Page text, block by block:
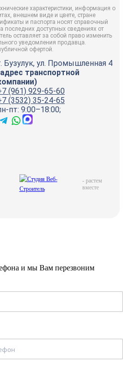
характеристики, информация о
внешнем виде и цвете, стране
и паспорта носят справочный
последних доступных сведениях от
оставляет за собой право изменить
уведомления продавца.
офертой.
Бузулук, ул. Промышленная 4
транспортной
(961) 929-65-60
(3532) 35-24-65
пт: 9:00–18:00;
- растем
вместе
и мы Вам перезвоним